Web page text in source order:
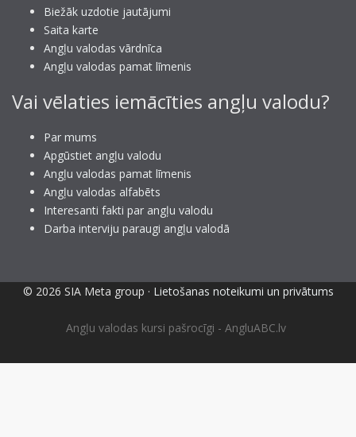
Biežāk uzdotie jautājumi
Saita karte
Angļu valodas vārdnīca
Angļu valodas pamat līmenis
Vai vēlaties iemācīties angļu valodu?
Par mums
Apgūstiet angļu valodu
Angļu valodas pamat līmenis
Angļu valodas alfabēts
Interesanti fakti par angļu valodu
Darba interviju paraugi angļu valodā
© 2026 SIA Meta group · Lietošanas noteikumi un privātums
Angļu valodas kursi pašrocīgi - AngluABC.lv